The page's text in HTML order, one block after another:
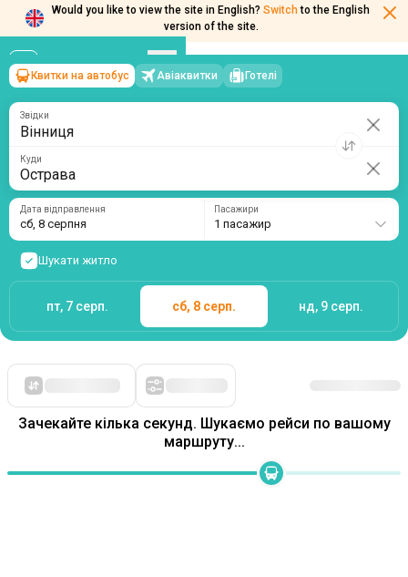
Would you like to view the site in English? Switch to the English
version of the site.
Вінниця
Квитки на автобус Авіаквитки Готелі
Куди
Дата відправлення
сб, 8 серпня
Шукати житло
Зачекайте кілька секунд. Шукаємо рейси по вашому
маршруту...